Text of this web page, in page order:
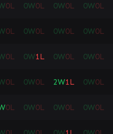
0L 0W0L 0W0L 0W0L
0L 0W0L 0W0L 0W0L
0L 0W1L 0W0L 0W0L
0L 0W0L 2W1L 0W0L
0L 0W0L 0W0L 0W0L